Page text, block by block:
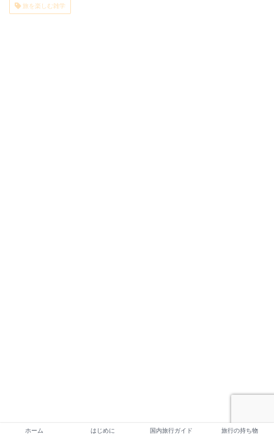
旅を楽しむ雑学
ホーム はじめに 国内旅行ガイド 旅行の持ち物